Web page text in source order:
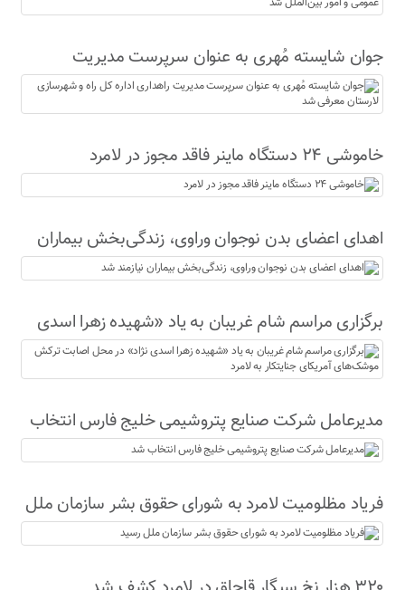
جوان شایسته مُهری به عنوان سرپرست مدیریت
راهداری اداره کل راه و شهرسازی لارستان معرفی شد
خاموشی ۲۴ دستگاه ماینر فاقد مجوز در لامرد
اهدای اعضای بدن نوجوان وراوی، زندگی‌بخش بیماران
نیازمند شد
برگزاری مراسم شام غریبان به یاد «شهیده زهرا اسدی
نژاد» در محل اصابت ترکش موشک‌های آمریکای
جنایتکار به لامرد
مدیرعامل شرکت صنایع پتروشیمی خلیج فارس انتخاب
شد
فریاد مظلومیت لامرد به شورای حقوق بشر سازمان ملل
رسید